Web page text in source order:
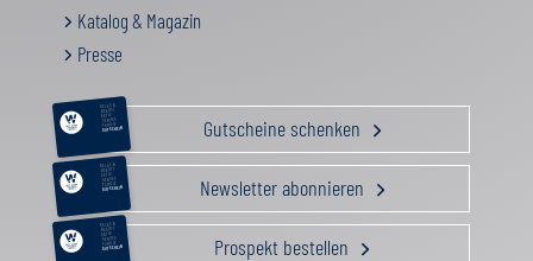
Katalog & Magazin
Presse
RELAX &
BEAUTY
AKTIV
GENUSS
FAMILIE
GUTSCHEIN Gutscheine schenken
RELAX &
BEAUTY
AKTIV
GENUSS
FAMILIE
GUTSCHEIN Newsletter abonnieren
RELAX &
BEAUTY
AKTIV
GENUSS
FAMILIE
GUTSCHEIN Prospekt bestellen